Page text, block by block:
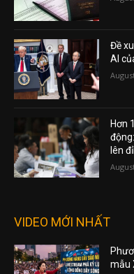
Đề
AI
Hơn
lên
VIDEO MỚI NHẤT
mẫu